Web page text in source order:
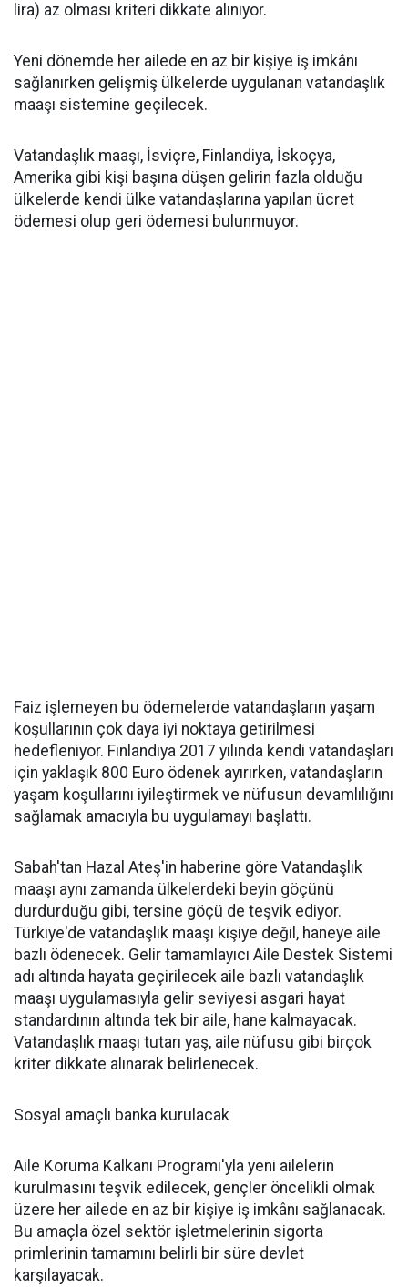
lira) az olması kriteri dikkate alınıyor.
Yeni dönemde her ailede en az bir kişiye iş imkânı
sağlanırken gelişmiş ülkelerde uygulanan vatandaşlık
maaşı sistemine geçilecek.
Vatandaşlık maaşı, İsviçre, Finlandiya, İskoçya,
Amerika gibi kişi başına düşen gelirin fazla olduğu
ülkelerde kendi ülke vatandaşlarına yapılan ücret
ödemesi olup geri ödemesi bulunmuyor.
Faiz işlemeyen bu ödemelerde vatandaşların yaşam
koşullarının çok daya iyi noktaya getirilmesi
hedefleniyor. Finlandiya 2017 yılında kendi vatandaşları
için yaklaşık 800 Euro ödenek ayırırken, vatandaşların
yaşam koşullarını iyileştirmek ve nüfusun devamlılığını
sağlamak amacıyla bu uygulamayı başlattı.
Sabah'tan Hazal Ateş'in haberine göre Vatandaşlık
maaşı aynı zamanda ülkelerdeki beyin göçünü
durdurduğu gibi, tersine göçü de teşvik ediyor.
Türkiye'de vatandaşlık maaşı kişiye değil, haneye aile
bazlı ödenecek. Gelir tamamlayıcı Aile Destek Sistemi
adı altında hayata geçirilecek aile bazlı vatandaşlık
maaşı uygulamasıyla gelir seviyesi asgari hayat
standardının altında tek bir aile, hane kalmayacak.
Vatandaşlık maaşı tutarı yaş, aile nüfusu gibi birçok
kriter dikkate alınarak belirlenecek.
Sosyal amaçlı banka kurulacak
Aile Koruma Kalkanı Programı'yla yeni ailelerin
kurulmasını teşvik edilecek, gençler öncelikli olmak
üzere her ailede en az bir kişiye iş imkânı sağlanacak.
Bu amaçla özel sektör işletmelerinin sigorta
primlerinin tamamını belirli bir süre devlet
karşılayacak.